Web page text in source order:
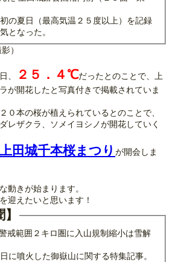
の夏日（最高気温２５度以上）を記録
となった。
）
、 ２５．４℃だったとのことで、上
が開花したと写真付きで掲載されていま
０本の桜が植えられているとのことで、
レザクラ、ソメイヨシノが開花していく
上田城千本桜まつり が開会しま
動きが始まります。
迎えたいと思います！
戒範囲２キロ圏に入山規制縮小は雪解
に噴火した御嶽山に関する特集記事。